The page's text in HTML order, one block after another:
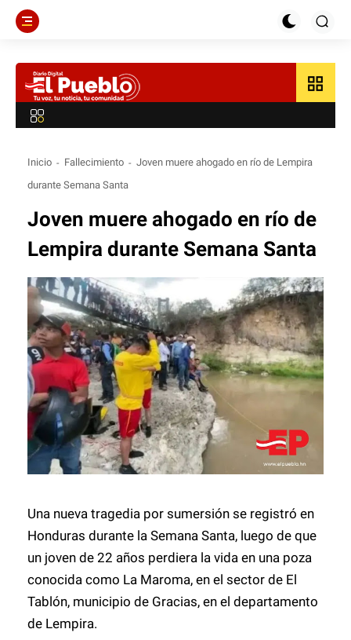
grid_view
Inicio Fallecimiento
Joven muere ahogado en río de Lempira
durante Semana Santa
Joven muere ahogado en río de
Lempira durante Semana Santa
Una nueva tragedia por sumersión se registró en
Honduras durante la Semana Santa, luego de que
un joven de 22 años perdiera la vida en una poza
conocida como La Maroma, en el sector de El
Tablón, municipio de Gracias, en el departamento
de Lempira.